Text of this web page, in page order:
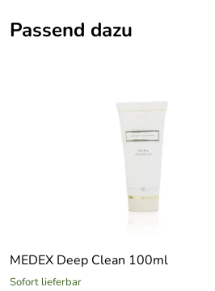
5
Daumen hoch, diese Cream ist
feines Hautbild. Nur eine Cream
Passend dazu
MEDEX Deep Clean 100ml
Sofort lieferbar